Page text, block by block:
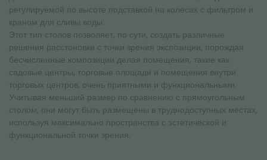
регулируемой по высоте подставкой на колесах с фильтром и
краном для сливы воды.
Этот тип столов позволяет, по сути, создать различные
решения расстоновки с точки зрения экспозиции; порождая
бесчисленные композиции делая помещения, такие как
садовые центры, торговые площади и помещения внутри
торговых центров, очень приятными и функциональными.
Учитывая меньший размер по сравнению с прямоугольным
столом, они могут быть размещены в труднодоступных местах,
используя максимально пространства с эстетической и
функциональной точки зрения.